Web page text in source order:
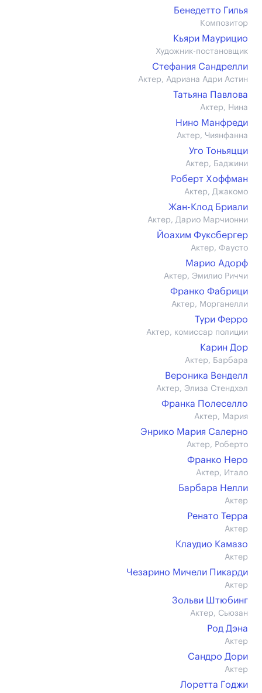
Бенедетто Гилья
Композитор
Кьяри Маурицио
Художник-постановщик
Стефания Сандрелли
Актер, Адриана Адри Астин
Татьяна Павлова
Актер, Нина
Нино Манфреди
Актер, Чиянфанна
Уго Тоньяцци
Актер, Баджини
Роберт Хоффман
Актер, Джакомо
Жан-Клод Бриали
Актер, Дарио Марчионни
Йоахим Фуксбергер
Актер, Фаусто
Марио Адорф
Актер, Эмилио Риччи
Франко Фабрици
Актер, Морганелли
Тури Ферро
Актер, комиссар полиции
Карин Дор
Актер, Барбара
Вероника Венделл
Актер, Элиза Стендхэл
Франка Полеселло
Актер, Мария
Энрико Мария Салерно
Актер, Роберто
Франко Неро
Актер, Итало
Барбара Нелли
Актер
Ренато Терра
Актер
Клаудио Камазо
Актер
Чезарино Мичели Пикарди
Актер
Зольви Штюбинг
Актер, Сьюзан
Род Дэна
Актер
Сандро Дори
Актер
Лоретта Годжи